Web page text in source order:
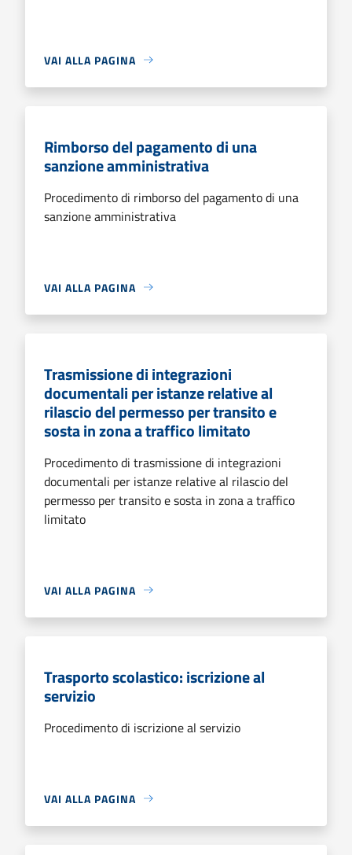
VAI ALLA PAGINA
Rimborso del pagamento di una
sanzione amministrativa
Procedimento di rimborso del pagamento di una
sanzione amministrativa
VAI ALLA PAGINA
Trasmissione di integrazioni
documentali per istanze relative al
rilascio del permesso per transito e
sosta in zona a traffico limitato
Procedimento di trasmissione di integrazioni
documentali per istanze relative al rilascio del
permesso per transito e sosta in zona a traffico
limitato
VAI ALLA PAGINA
Trasporto scolastico: iscrizione al
servizio
Procedimento di iscrizione al servizio
VAI ALLA PAGINA